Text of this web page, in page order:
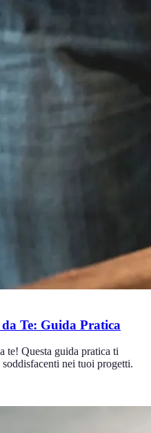
Te: Guida Pratica
te! Questa guida pratica ti
nei tuoi progetti.